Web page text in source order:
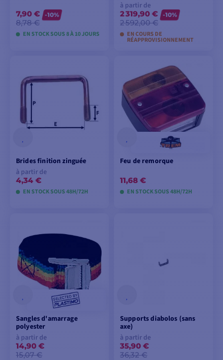
7,90 €
8,78 €
-10%
EN STOCK SOUS 8 À 10 JOURS
à partir de
2 319,90 €
2 592,00 €
-10%
EN COURS DE
RÉAPPROVISIONNEMENT
VOIR LES MODÈLES
Brides finition zinguée
à partir de
4,34 €
EN STOCK SOUS 48H/72H
Feu de remorque
11,68 €
EN STOCK SOUS 48H/72H
Sangles d'amarrage
polyester
à partir de
14,90 €
15,07 €
Supports diabolos (sans
axe)
à partir de
35,90 €
36,32 €